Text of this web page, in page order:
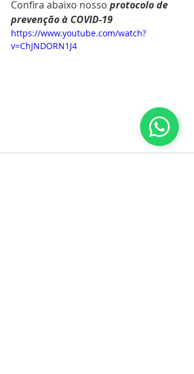
Confira abaixo nosso protocolo de
prevenção à COVID-19
https://www.youtube.com/watch?
v=ChJNDORN1J4